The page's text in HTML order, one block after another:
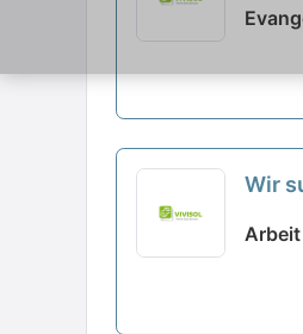
Wir
Arbeit